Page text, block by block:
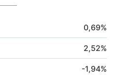
0,69%
2,52%
-1,94%